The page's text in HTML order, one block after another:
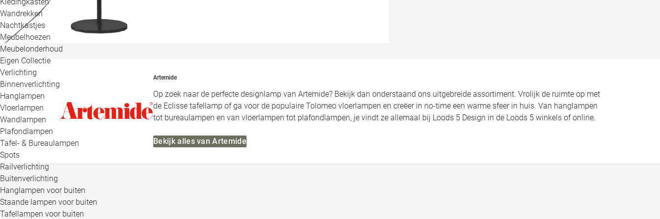
Wandrekken
Nachtkastjes
Meubelhoezen
Meubelonderhoud
Eigen Collectie
Verlichting
Binnenverlichting
Hanglampen
Vloerlampen
Wandlampen
Plafondlampen
Tafel- & Bureaulampen
Spots
Railverlichting
Buitenverlichting
Hanglampen voor buiten
Staande lampen voor buiten
Tafellampen voor buiten
Artemide
Op zoek naar de perfecte designlamp van Artemide? Bekijk dan onderstaand ons uitgebreide assortiment. Vrolijk de ruimte op met
de Eclisse tafellamp of ga voor de populaire Tolomeo vloerlampen en creëer in no-time een warme sfeer in huis. Van hanglampen
tot bureaulampen en van vloerlampen tot plafondlampen, je vindt ze allemaal bij Loods 5 Design in de Loods 5 winkels of online.
Bekijk alles van Artemide